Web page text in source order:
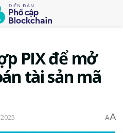
PIX để mở
tài sản mã
AA